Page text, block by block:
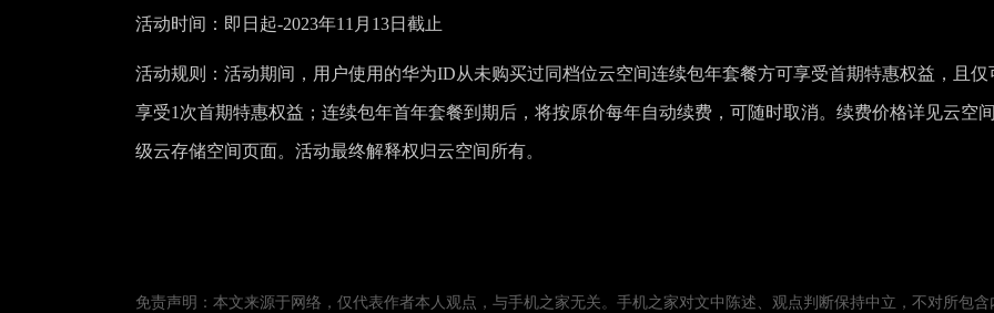
活动时间：即日起-2023年11月13日截止
活动规则：活动期间，用户使用的华为ID从未购买过同档位云空间连续包年套餐方可享受首期特惠权益，且仅
享受1次首期特惠权益；连续包年首年套餐到期后，将按原价每年自动续费，可随时取消。续费价格详见云空
级云存储空间页面。活动最终解释权归云空间所有。
免责声明：本文来源于网络，仅代表作者本人观点，与手机之家无关。手机之家对文中陈述、观点判断保持中立，不对所包含